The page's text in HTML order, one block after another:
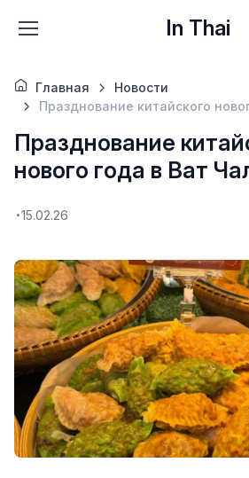
In Thai
Главная
Новости
Празднование китайского
Празднование
нового года в Ват
15.02.26